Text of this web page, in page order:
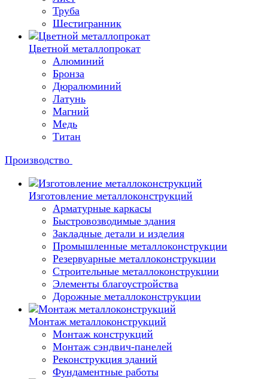
Труба
Шестигранник
Цветной металлопрокат
Алюминий
Бронза
Дюралюминий
Латунь
Магний
Медь
Титан
Производство
Изготовление металлоконструкций
Арматурные каркасы
Быстровозводимые здания
Закладные детали и изделия
Промышленные металлоконструкции
Резервуарные металлоконструкции
Строительные металлоконструкции
Элементы благоустройства
Дорожные металлоконструкции
Монтаж металлоконструкций
Монтаж конструкций
Монтаж сэндвич-панелей
Реконструкция зданий
Фундаментные работы